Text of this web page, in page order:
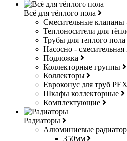
Всё для тёплого пола
Смесительные клапаны
Теплоносители для
Трубы для теплого пола
Насосно - смесительная
Подложка
Коллекторные группы
Коллекторы
Евроконус для труб
Шкафы коллекторные
Комплектующие
Радиаторы
Алюминиевые
350мм